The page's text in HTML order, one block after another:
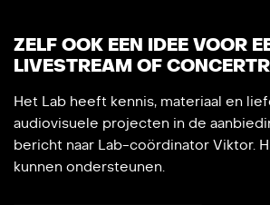
ZELF OOK EEN IDEE VOOR
LIVESTREAM OF
Het Lab heeft kennis, materiaal en
audiovisuele projecten in de
bericht naar Lab-coördinator Viktor.
kunnen ondersteunen.